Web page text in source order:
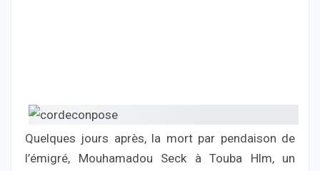
Quelques jours après, la mort par pendaison de
l’émigré, Mouhamadou Seck à Touba Hlm, un